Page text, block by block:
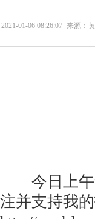
2021-01-06 08:26:07 来源：
专栏
今日上午9
注并支持我